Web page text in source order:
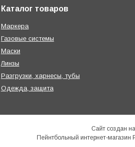
Каталог товаров
Маркера
Газовые системы
Маски
Линзы
Разгрузки, харнесы, тубы
Одежда, защита
Сайт создан